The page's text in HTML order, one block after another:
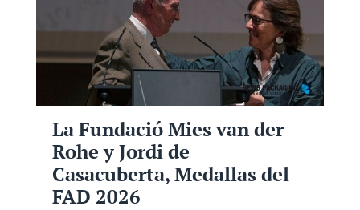
La Fundació Mies van der
Rohe y Jordi de
Casacuberta, Medallas del
FAD 2026